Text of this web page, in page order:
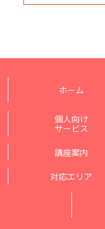
ホーム
個人向け
サービス
講座案内
対応エリア